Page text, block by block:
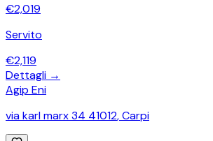
€2,019
Servito
€2,119
Dettagli →
Agip Eni
via karl marx 34 41012,Carpi